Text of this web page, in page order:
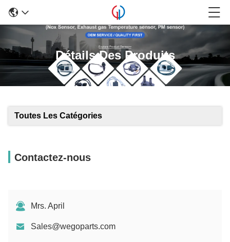
Détails Des Produits
Toutes Les Catégories
Contactez-nous
Mrs. April
Sales@wegoparts.com